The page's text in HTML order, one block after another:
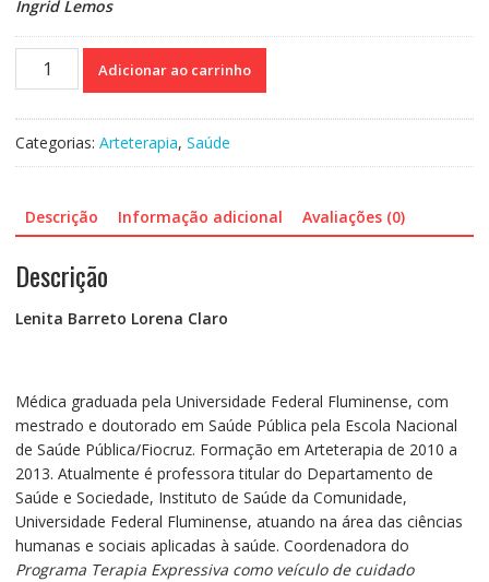
Ingrid Lemos
Terapia
Expressiva
guia
com
no
quantidade
Adicionar ao carrinho
Categorias: Arteterapia, Saúde
Descrição Informação adicional Avaliações (0)
Descrição
Lenita Barreto Lorena Claro
Médica graduada pela Universidade Federal Fluminense, com
mestrado e doutorado em Saúde Pública pela Escola Nacional
de Saúde Pública/Fiocruz. Formação em Arteterapia de 2010 a
2013. Atualmente é professora titular do Departamento de
Saúde e Sociedade, Instituto de Saúde da Comunidade,
Universidade Federal Fluminense, atuando na área das ciências
humanas e sociais aplicadas à saúde. Coordenadora do
Programa Terapia Expressiva comoveículo de cuidado